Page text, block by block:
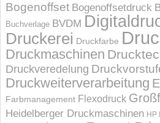
Bogenoffset Bogenoffsetdruck
Buchverlage BVDM
Druckerei Druckfarbe
Druckmaschinen
Druckveredelung
Druckweiterverarbeitung
Farbmanagement Flexodruck
Heidelberger Druckmaschinen HP